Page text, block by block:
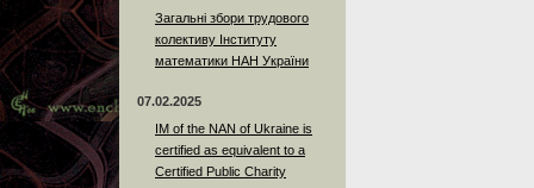
Загальні збори трудового
колективу Інституту
математики НАН України
07.02.2025
IM of the NAN of Ukraine is
certified as equivalent to a
Certified Public Charity